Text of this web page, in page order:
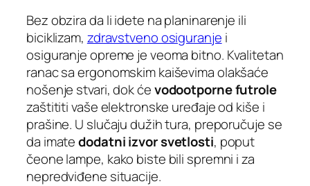
Bez obzira da li idete na planinarenje ili
biciklizam, zdravstveno osiguranje i
osiguranje opreme je veoma bitno. Kvalitetan
ranac sa ergonomskim kaiševima olakšaće
nošenje stvari, dok ćevodootporne futrole
zaštititi vaše elektronske uređaje od kiše i
prašine. U slučaju dužih tura, preporučuje se
da imatedodatni izvor svetlosti, poput
čeone lampe, kako biste bili spremni i za
nepredviđene situacije.